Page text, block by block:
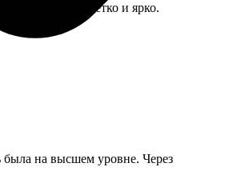
напечатали четко и ярко.
была на высшем уровне. Через